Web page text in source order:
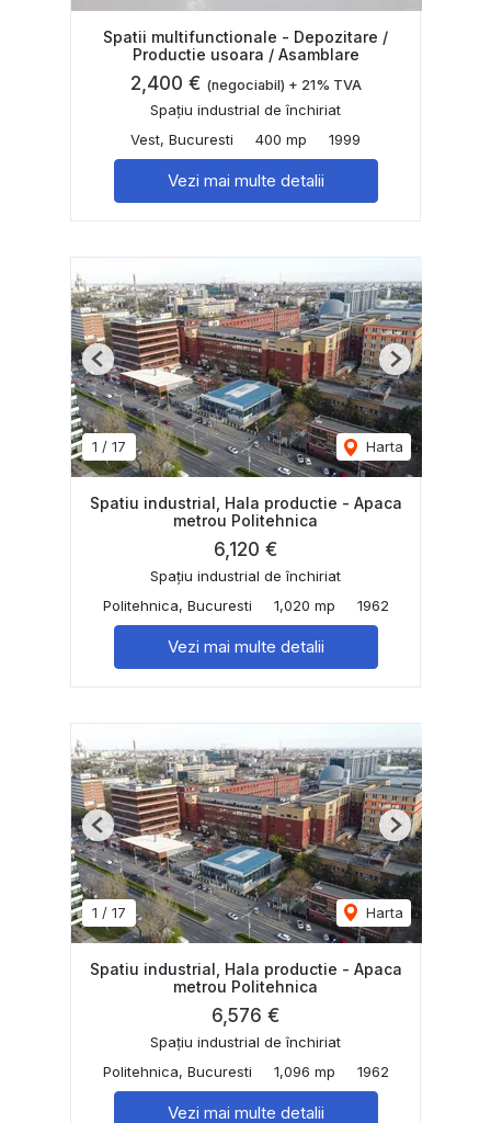
Spatii multifunctionale - Depozitare /
Productie usoara / Asamblare
2,400 € (negociabil) + 21% TVA
Spațiu industrial de închiriat
Vest, Bucuresti
400 mp 1999
Vezi mai multe detalii
1 / 17 Harta
Previous Next
Spatiu industrial, Hala productie - Apaca
metrou Politehnica
6,120 €
Spațiu industrial de închiriat
Politehnica, Bucuresti
1,020 mp 1962
Vezi mai multe detalii
1 / 17 Harta
Previous Next
Spatiu industrial, Hala productie - Apaca
metrou Politehnica
6,576 €
Spațiu industrial de închiriat
Politehnica, Bucuresti
1,096 mp 1962
Vezi mai multe detalii